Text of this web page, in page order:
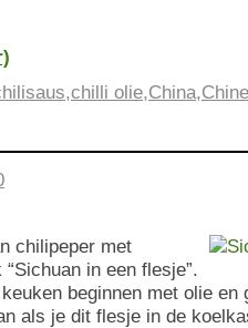
,chilli olie,China,
chilipeper met
in een flesje”.
beginnen met olie en
als je dit flesje in de